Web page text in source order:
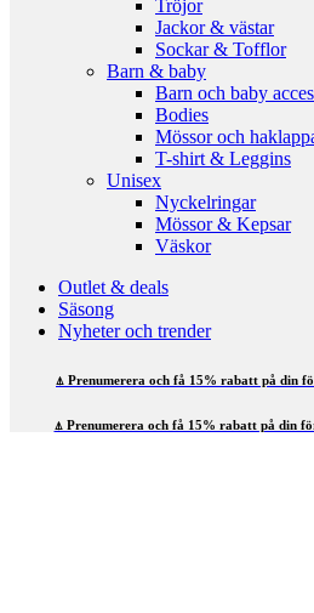
Tröjor
Jackor & västar
Sockar & Tofflor
Barn & baby
Barn och baby
Bodies
Mössor och
T-shirt & Leggins
Unisex
Nyckelringar
Mössor & Kepsar
Väskor
Outlet & deals
Säsong
Nyheter och trender
⍋ Prenumerera och få 15% rabatt på din
⍋ Prenumerera och få 15% rabatt på din